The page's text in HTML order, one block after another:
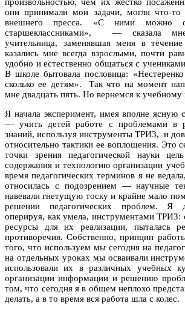
они принимали мои задачи, могли что-
внешнего пресса. «С ними можно
старшеклассниками», — сказала
учительница, заменявшая меня в
казались мне всегда взрослыми, почти
удобно и естественно общаться с
В школе бытовала пословица: «Нестеренко
сколько ее детям». Так что на момент
мне двадцать пять. Но вернемся к учебному
Я начала эксперимент, имея вполне ясную
— учить детей работе с проблемами в
знаний, используя инструменты ТРИЗ, и
относительно тактики ее воплощения. Это
точки зрения педагогической науки
содержания и технологию организации
время педагогических терминов я не
относилась с подозрением — научные
навевали гнетущую тоску и крайне мало
решении педагогических проблем. Я
оперируя, как умела, инструментами ТРИЗ:
ресурсы для их реализации, пыталась
противоречия. Собственно, принцип
того, что используем мы сегодня на
на отдельных уроках мы осваивали
использовали их в различных учебных
организации информации и решению
том, что сегодня я в общем неплохо
делать, а в то время вся работа шла с колес.